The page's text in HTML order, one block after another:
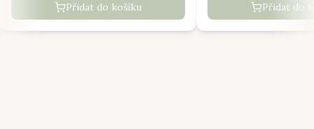
Přidat do košíku Přidat do